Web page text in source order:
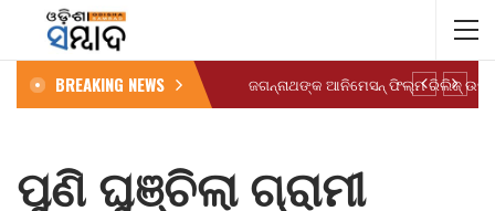
BREAKING NEWS
ପୁଣି ଘୁଞ୍ଚିଲା ଗ୍ରାମୀ